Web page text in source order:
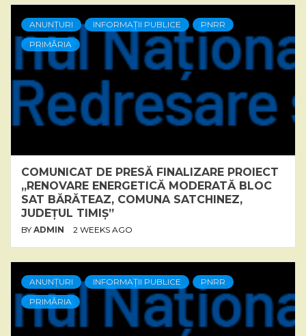
ANUNȚURI INFORMAȚII PUBLICE
PNRR
PRIMĂRIA
COMUNICAT DE PRESĂ FINALIZARE PROIECT
„RENOVARE ENERGETICĂ MODERATĂ BLOC
SAT BĂRĂTEAZ, COMUNA SATCHINEZ,
JUDEȚUL TIMIȘ”
BY ADMIN 2 WEEKS AGO
ANUNȚURI INFORMAȚII PUBLICE
PNRR
PRIMĂRIA